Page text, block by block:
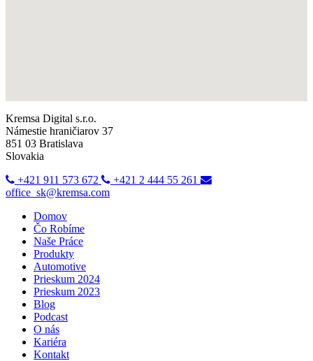
Kremsa Digital s.r.o.
Námestie hraničiarov 37
851 03 Bratislava
Slovakia
+421 911 573 672
+421 2 444 55 261
office_sk@kremsa.com
Domov
Čo Robíme
Naše Práce
Produkty
Automotive
Prieskum 2024
Prieskum 2023
Blog
Podcast
O nás
Kariéra
Kontakt